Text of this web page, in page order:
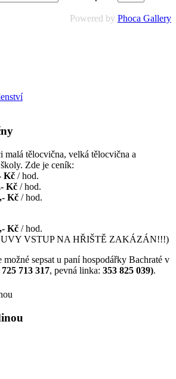
Powered by Phoca Gallery
malá tělocvična, velká tělocvična a
Zde je ceník:
Kč / hod.
Kč / hod.
Kč / hod.
Kč / hod.
VSTUP NA HŘIŠTĚ ZAKÁZÁN!!!)
sepsat u paní hospodářky Bachraté v
725 713 317, pevná linka: 353 825 039).